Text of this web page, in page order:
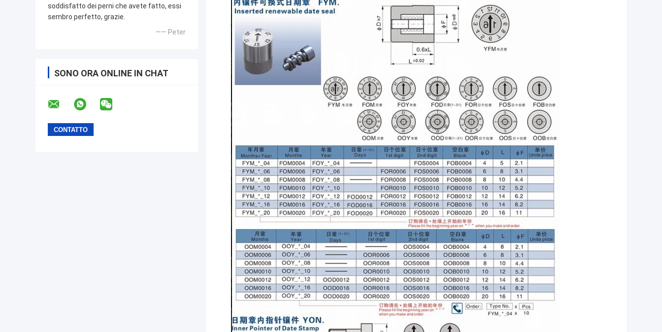
soddisfatto dei perni che avete fatto, essi
sembro perfetto, grazie.
—— Peter
SONO ORA ONLINE IN CHAT